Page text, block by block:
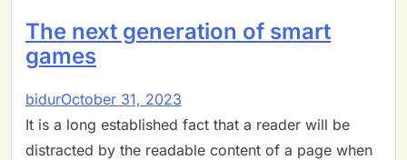
The next generation of smart
games
bidurOctober 31, 2023
It is a long established fact that a reader will be
distracted by the readable content of a page when